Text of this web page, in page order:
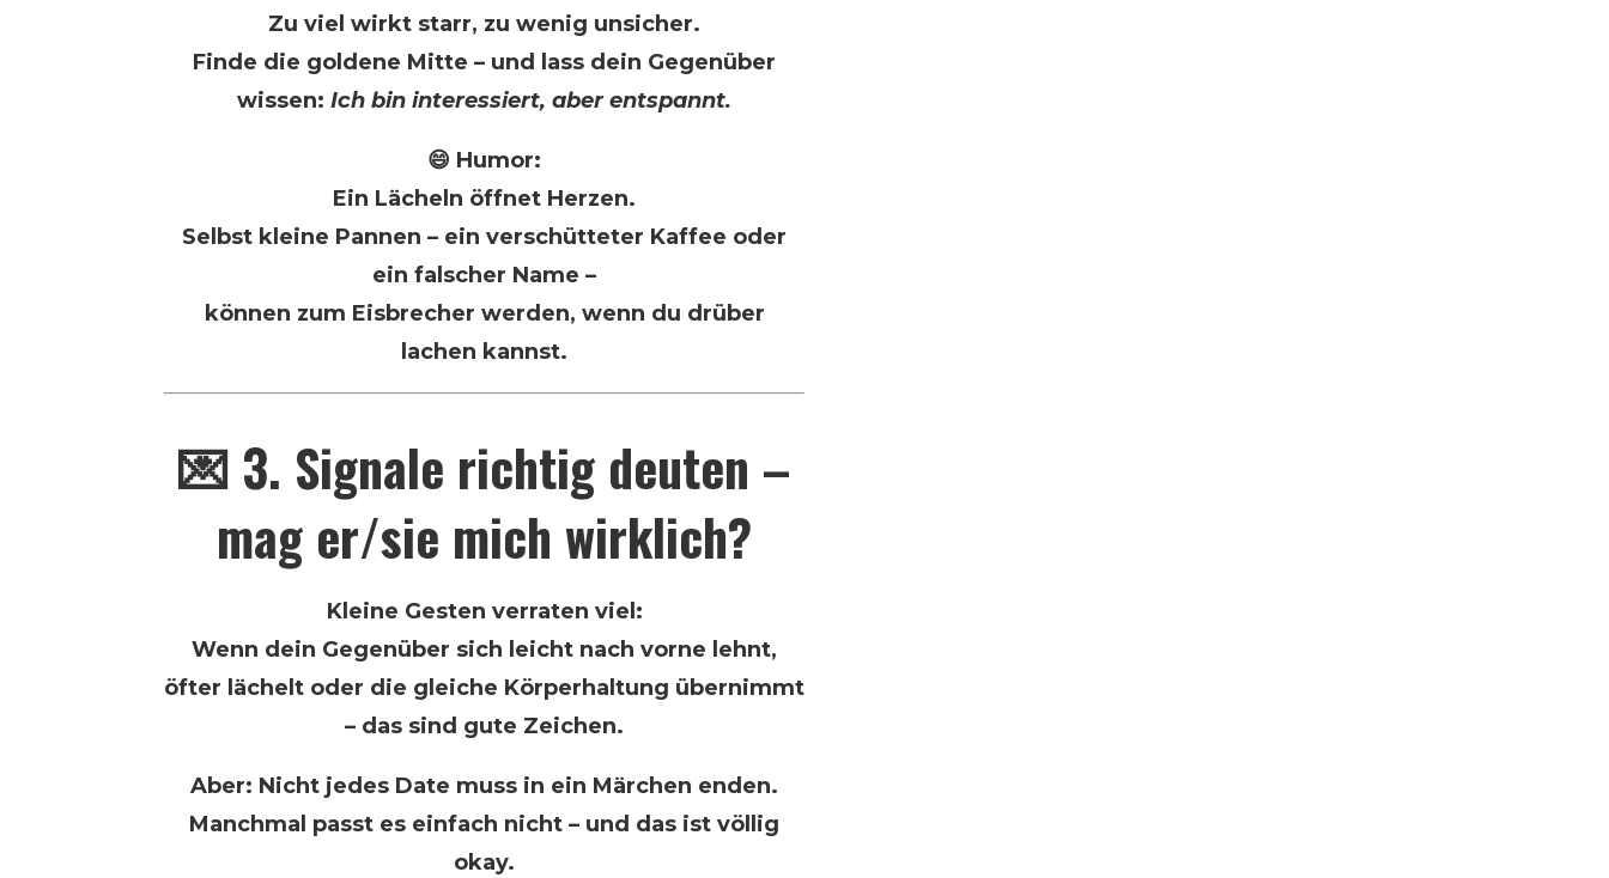
Zu viel wirkt starr, zu wenig unsicher.
Finde die goldene Mitte – und lass dein Gegenüber
wissen: Ich bin interessiert, aber entspannt.
😄 Humor:
Ein Lächeln öffnet Herzen.
Selbst kleine Pannen – ein verschütteter Kaffee oder
ein falscher Name –
können zum Eisbrecher werden, wenn du drüber
lachen kannst.
💌 3. Signale richtig deuten –
mag er/sie mich wirklich?
Kleine Gesten verraten viel:
Wenn dein Gegenüber sich leicht nach vorne lehnt,
öfter lächelt oder die gleiche Körperhaltung übernimmt
– das sind gute Zeichen.
Aber: Nicht jedes Date muss in ein Märchen enden.
Manchmal passt es einfach nicht – und das ist völlig
okay.